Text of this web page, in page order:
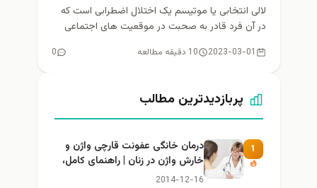
لالی انتخابی یا موتیسم یک اختلال اضطرابی است که
در آن فرد قادر به صحبت در موقعیت‌ های اجتماعی
2023-03-01 10 دقیقه مطالعه 0
پربازدیدترین مطالب
1
درمان خانگی عفونت قارچی واژن و
خارش واژن در زنان | راهنمای کامل،
ایمن و کاربردی
2014-12-16